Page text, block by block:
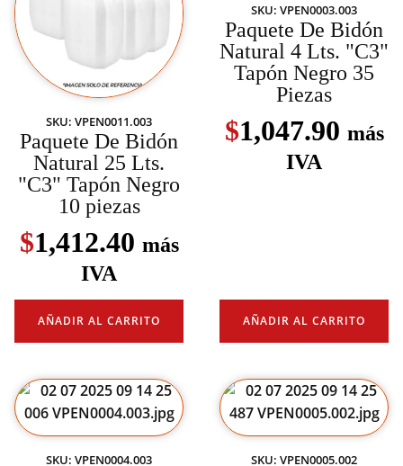
SKU: VPEN0011.003
Paquete De Bidón
Natural 25 Lts.
"C3" Tapón Negro
10 piezas
$1,412.40 más
IVA
AÑADIR AL CARRITO
SKU: VPEN0003.003
Paquete De Bidón
Natural 4 Lts. "C3"
Tapón Negro 35
Piezas
$1,047.90 más
IVA
AÑADIR AL CARRITO
SKU: VPEN0004.003 SKU: VPEN0005.002